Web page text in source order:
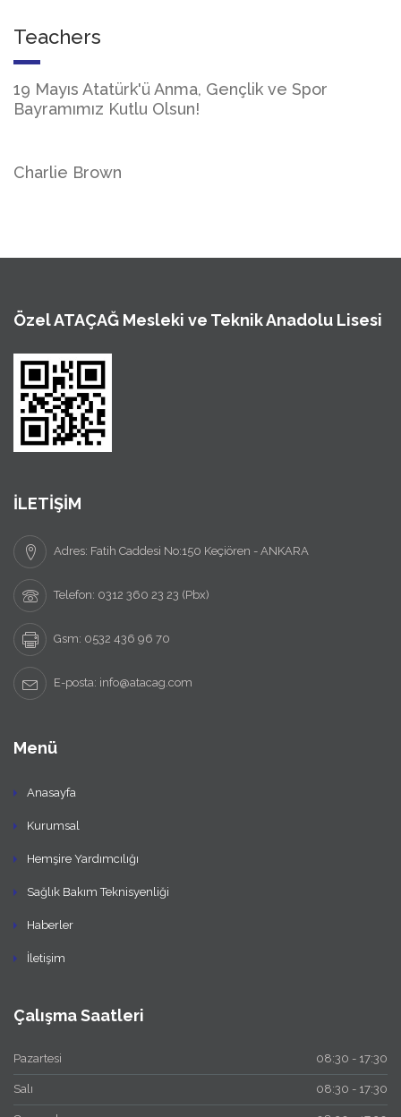
Teachers
19 Mayıs Atatürk'ü Anma, Gençlik ve Spor
Bayramımız Kutlu Olsun!
Charlie Brown
Özel ATAÇAĞ Mesleki ve Teknik Anadolu Lisesi
İLETİŞİM
Adres: Fatih Caddesi No:150 Keçiören - ANKARA
Telefon: 0312 360 23 23 (Pbx)
Gsm: 0532 436 96 70
E-posta: info@atacag.com
Menü
Anasayfa
Kurumsal
Hemşire Yardımcılığı
Sağlık Bakım Teknisyenliği
Haberler
İletişim
Çalışma Saatleri
Pazartesi 08:30 - 17:30
Salı 08:30 - 17:30